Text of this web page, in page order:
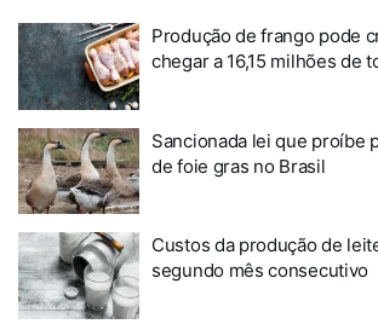
Produção de frango pode
chegar a 16,15 milhões de
Sancionada lei que proíbe
de foie gras no Brasil
Custos da produção de
segundo mês consecutivo